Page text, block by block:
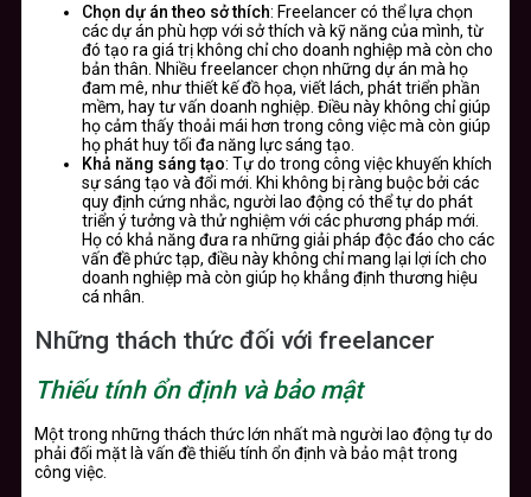
Chọn dự án theo sở thích: Freelancer có thể lựa chọn
các dự án phù hợp với sở thích và kỹ năng của mình, từ
đó tạo ra giá trị không chỉ cho doanh nghiệp mà còn cho
bản thân. Nhiều freelancer chọn những dự án mà họ
đam mê, như thiết kế đồ họa, viết lách, phát triển phần
mềm, hay tư vấn doanh nghiệp. Điều này không chỉ giúp
họ cảm thấy thoải mái hơn trong công việc mà còn giúp
họ phát huy tối đa năng lực sáng tạo.
Khả năng sáng tạo: Tự do trong công việc khuyến khích
sự sáng tạo và đổi mới. Khi không bị ràng buộc bởi các
quy định cứng nhắc, người lao động có thể tự do phát
triển ý tưởng và thử nghiệm với các phương pháp mới.
Họ có khả năng đưa ra những giải pháp độc đáo cho các
vấn đề phức tạp, điều này không chỉ mang lại lợi ích cho
doanh nghiệp mà còn giúp họ khẳng định thương hiệu
cá nhân.
Những thách thức đối với freelancer
Thiếu tính ổn định và bảo mật
Một trong những thách thức lớn nhất mà người lao động tự do
phải đối mặt là vấn đề thiếu tính ổn định và bảo mật trong
công việc.